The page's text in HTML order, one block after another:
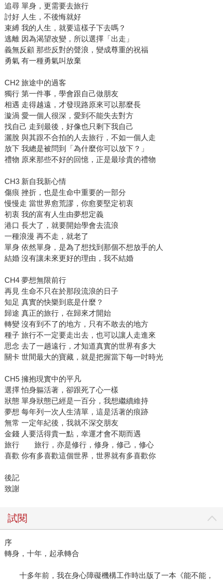
追尋 單身，更需要去旅行
討好 人生，不後悔就好
束縛 我的人生，就要這樣子下去嗎？
逃離 因為渴望改變，所以選擇「出走」
義無反顧 那些反對的聲浪，變成尊重的祝福
勇氣 有一種勇氣叫放棄
CH2 旅途中的過客
獨行 第一件事，學會跟自己做朋友
相遇 走得越遠，才發現路原來可以那麼長
漩渦 愛一個人很深，愛到不能失去對方
找自己 走到最後，好像也只剩下我自己
灑脫 與其跟不合拍的人去旅行，不如一個人走
放下 我總是被問到「為什麼你可以放下？」
禮物 原來那些不好的回憶，正是最珍貴的禮物
CH3 新自我新心情
傷痕 挫折，也是生命中重要的一部分
慢慢走 當世界愈荒謬，你愈要堅定初衷
初衷 我的富有人生由夢想定義
港口 長大了，就要開始學會去流浪
一種浪漫 再不走，就老了
單身 依然單身，是為了想找到那個不想放手的人
結婚 沒有讓未來更好的理由，我不結婚
CH4 夢想無限前行
再見 生命不只在於那段流浪的日子
知足 真實的快樂到底是什麼？
歸途 真正的旅行，在歸來才開始
轉變 沒有到不了的地方，只有不敢去的地方
種子 旅行不一定要走出去，也可以讓人走進來
思念 去了一趟遠行，才知道真實的世界有多大
關卡 世間最大的寶藏，就是把握當下每一吋時光
CH5 擁抱現實中的平凡
選擇 怕身軀活著，卻跟死了心一樣
狀態 單身狀態已經是一百分，我想繼續維持
夢想 每年列一次人生清單，這是活著的痕跡
無常 一定年紀後，我就不深交朋友
金錢 人要活得貴一點，幸運才會不期而遇
旅行 旅行，亦是修行，修身，修己，修心
喜歡 你有多喜歡這個世界，世界就有多喜歡你
後記
致謝
試閱
序
轉身，十年，起承轉合
十多年前，我在身心障礙機構工作時出版了一本《能不能，